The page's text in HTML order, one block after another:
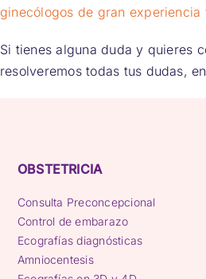
ginecólogos de gran experiencia
Si tienes alguna duda y quieres
resolveremos todas tus dudas, en
OBSTETRICIA
Consulta Preconcepcional
Control de embarazo
Ecografías diagnósticas
Amniocentesis